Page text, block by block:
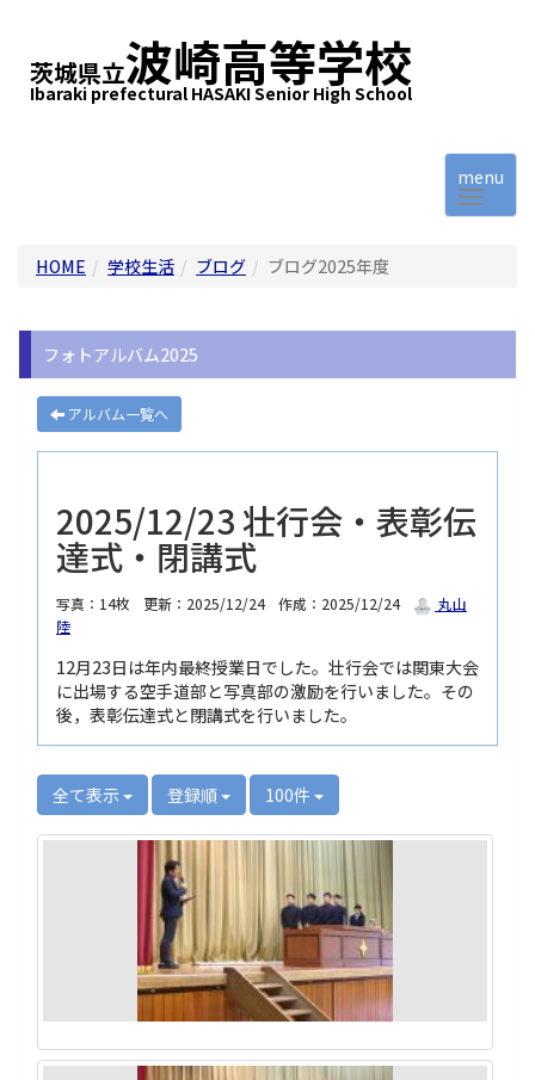
茨城県立波崎高等学校
Ibaraki prefectural HASAKI Senior High School
menu
HOME 学校生活 ブログ ブログ2025年度
フォトアルバム2025
アルバム一覧へ
2025/12/23 壮行会・表彰伝
達式・閉講式
写真：14枚 更新：2025/12/24 作成：2025/12/24
丸山
陸
12月23日は年内最終授業日でした。壮行会では関東大会
に出場する空手道部と写真部の激励を行いました。その
後，表彰伝達式と閉講式を行いました。
全て表示 登録順 100件